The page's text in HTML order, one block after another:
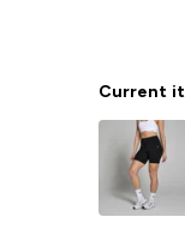
Current